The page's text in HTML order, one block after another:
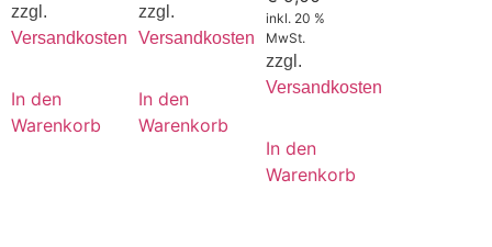
zzgl.
Versandkosten
In den
Warenkorb
zzgl.
Versandkosten
In den
Warenkorb
inkl. 20 %
MwSt.
zzgl.
Versandkosten
In den
Warenkorb